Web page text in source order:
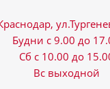
Будни с 9.00 до
Сб с 10.00 до
Вс выходной